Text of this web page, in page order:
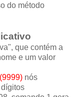
do método
que contém a
e um valor
nós